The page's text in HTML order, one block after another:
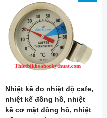
Nhiệt kế đo nhiệt độ cafe,
nhiệt kế đồng hồ, nhiệt
kế cơ mặt đồng hồ, nhiệt